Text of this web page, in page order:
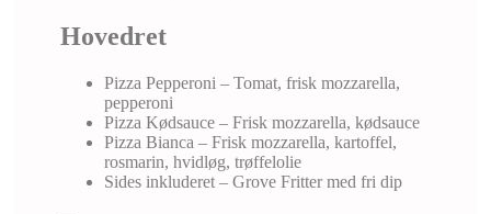
Hovedret
Pizza Pepperoni – Tomat, frisk mozzarella,
pepperoni
Pizza Kødsauce – Frisk mozzarella, kødsauce
Pizza Bianca – Frisk mozzarella, kartoffel,
rosmarin, hvidløg, trøffelolie
Sides inkluderet – Grove Fritter med fri dip